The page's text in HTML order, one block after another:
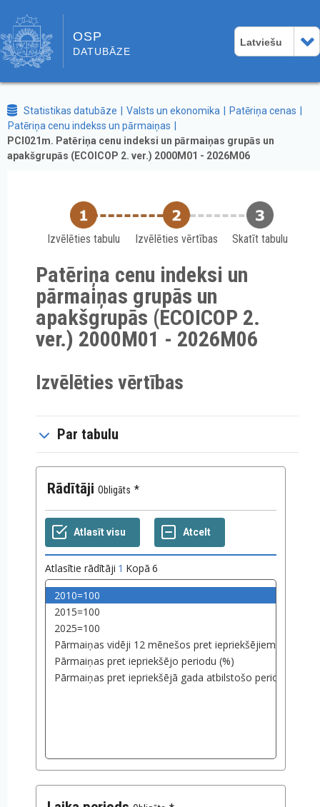
OSP
DATUBĀZE
Latviešu
Statistikas datubāze Valsts un ekonomika
Patēriņa cenas
Patēriņa cenu indekss un pārmaiņas
PCI021m. Patēriņa cenu indeksi un pārmaiņas grupās un
apakšgrupās (ECOICOP 2. ver.) 2000M01 - 2026M06
Izvēlēties tabulu Izvēlēties vērtības Skatīt tabulu
Patēriņa cenu indeksi un
pārmaiņas grupās un
apakšgrupās (ECOICOP 2.
ver.) 2000M01 - 2026M06
Izvēlēties vērtības
Par tabulu
Rādītāji Obligāts
Atlasītie rādītāji 1 Kopā 6